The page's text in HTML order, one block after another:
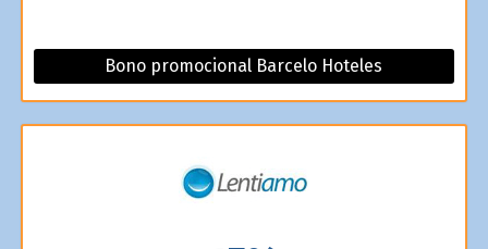
Bono promocional Barcelo Hoteles